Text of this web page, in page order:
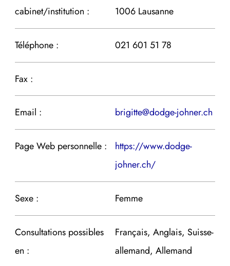
cabinet/institution :
1006 Lausanne
Téléphone : 021 601 51 78
Fax :
Email : brigitte@dodge-johner.ch
Page Web personnelle :
https://www.dodge-
johner.ch/
Sexe : Femme
Consultations possibles
en :
Français, Anglais, Suisse-
allemand, Allemand